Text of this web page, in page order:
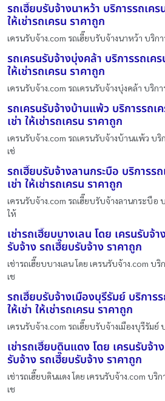
รถเฮี๊ยบรับจ้างนาหว้า บริการรถเคร
ให้เช่ารถเครน ราคาถูก
เครนรับจ้าง.com รถเฮี๊ยบรับจ้างนาหว้า บริก
รถเครนรับจ้างบุ่งคล้า บริการรถเคร
ให้เช่ารถเครน ราคาถูก
เครนรับจ้าง.com รถเครนรับจ้างบุ่งคล้า บริกา
รถเครนรับจ้างบ้านแพ้ว บริการรถเ
เช่า ให้เช่ารถเครน ราคาถูก
เครนรับจ้าง.com รถเครนรับจ้างบ้านแพ้ว บริ
เช่
รถเฮี๊ยบรับจ้างลานกระบือ บริการร
เช่า ให้เช่ารถเครน ราคาถูก
เครนรับจ้าง.com รถเฮี๊ยบรับจ้างลานกระบือ
ให้
เช่ารถเฮี๊ยบบางเลน โดย เครนรับจ้
รับจ้าง รถเฮี๊ยบรับจ้าง ราคาถูก
เช่ารถเฮี๊ยบบางเลน โดย เครนรับจ้าง.com บริ
เช
รถเฮี๊ยบรับจ้างเมืองบุรีรัมย์ บริการ
ให้เช่า ให้เช่ารถเครน ราคาถูก
เครนรับจ้าง.com รถเฮี๊ยบรับจ้างเมืองบุรีรัมย์
เช่ารถเฮี๊ยบดินแดง โดย เครนรับจ้
รับจ้าง รถเฮี๊ยบรับจ้าง ราคาถูก
เช่ารถเฮี๊ยบดินแดง โดย เครนรับจ้าง.com บริ
เช